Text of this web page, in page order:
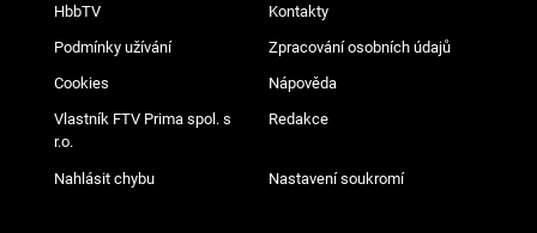
HbbTV Kontakty
Podmínky užívání Zpracování osobních údajů
Cookies Nápověda
Vlastník FTV Prima spol. s
r.o.
Redakce
Nahlásit chybu Nastavení soukromí